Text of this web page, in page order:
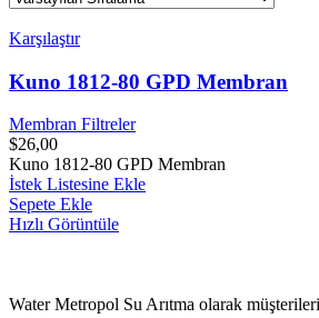
Karşılaştır
Kuno 1812-80 GPD Membran
Membran Filtreler
$26,00
Kuno 1812-80 GPD Membran
İstek Listesine Ekle
Sepete Ekle
Hızlı Görüntüle
Water Metropol Su Arıtma olarak